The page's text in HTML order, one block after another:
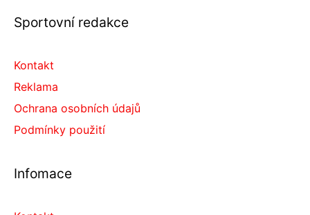
Sportovní redakce
Kontakt
Reklama
Ochrana osobních údajů
Podmínky použití
Infomace